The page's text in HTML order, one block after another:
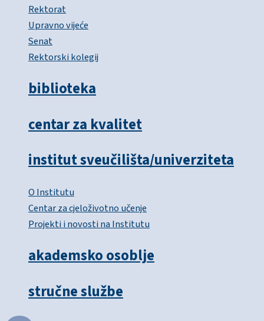
Rektorat
Upravno vijeće
Senat
Rektorski kolegij
biblioteka
centar za kvalitet
institut sveučilišta/univerziteta
O Institutu
Centar za cjeloživotno učenje
Projekti i novosti na Institutu
akademsko osoblje
stručne službe